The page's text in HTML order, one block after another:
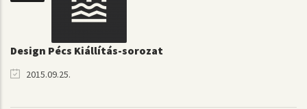
Design Pécs Kiállítás-sorozat
2015.09.25.